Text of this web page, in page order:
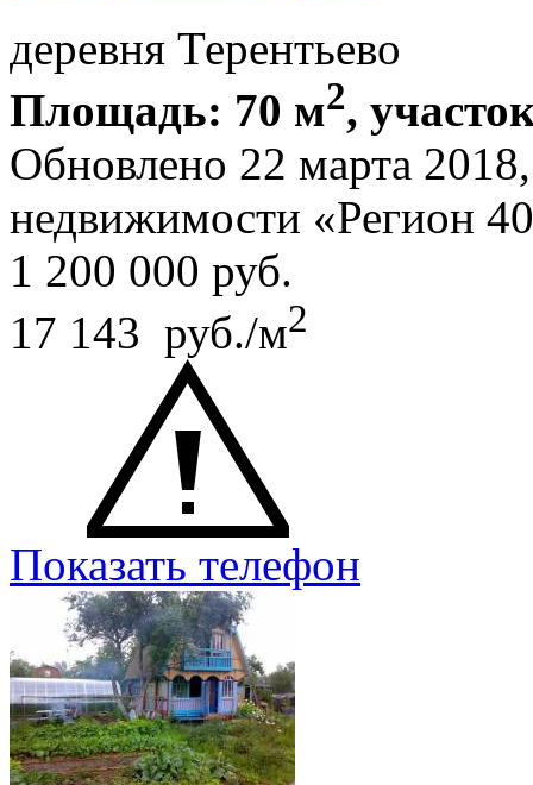
деревня Терентьево
Площадь: 70 м2,
Обновлено 22 марта
недвижимости «Регион
1 200 000 руб.
17 143 руб./м2
Показать телефон